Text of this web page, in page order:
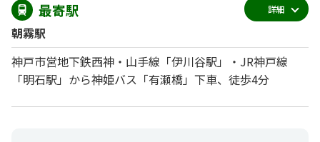
最寄駅
朝霧駅
神戸市営地下鉄西神・山手線「伊川谷駅」・JR神戸線
「明石駅」から神姫バス「有瀬橋」下車、徒歩4分
詳細